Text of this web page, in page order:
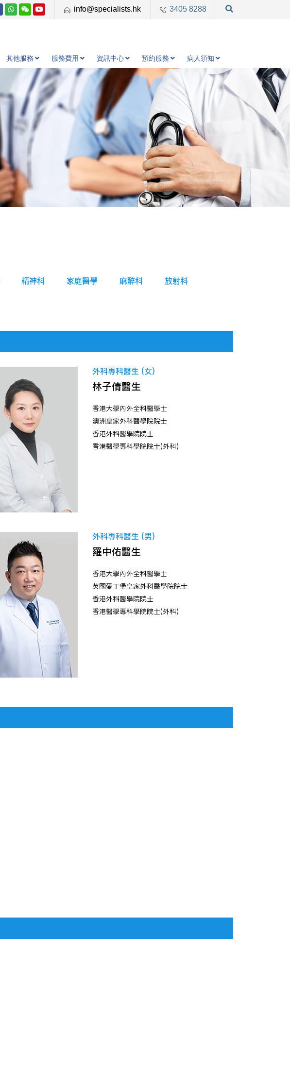
info@specialists.hk 3405 8288
其他服務 服務費用 資訊中心 預約服務 病人須知
精神科 家庭醫學 麻醉科
放射科
外科專科醫生 (女)
林子倩醫生
香港大學內外全科醫學士
澳洲皇家外科醫學院院士
香港外科醫學院院士
香港醫學專科學院院士(外科)
外科專科醫生 (男)
羅中佑醫生
香港大學內外全科醫學士
英國愛丁堡皇家外科醫學院院士
香港外科醫學院院士
香港醫學專科學院院士(外科)